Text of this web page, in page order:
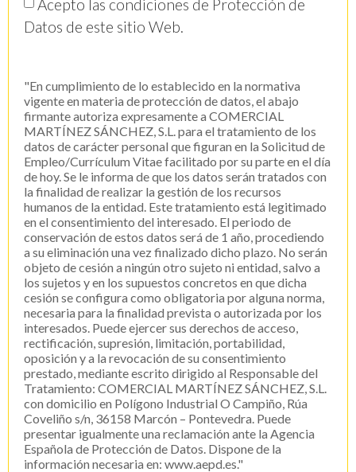
Acepto las condiciones de Protección de
Datos de este sitio Web.
"En cumplimiento de lo establecido en la normativa
vigente en materia de protección de datos, el abajo
firmante autoriza expresamente a COMERCIAL
MARTÍNEZ SÁNCHEZ, S.L. para el tratamiento de los
datos de carácter personal que figuran en la Solicitud de
Empleo/Currículum Vitae facilitado por su parte en el día
de hoy. Se le informa de que los datos serán tratados con
la finalidad de realizar la gestión de los recursos
humanos de la entidad. Este tratamiento está legitimado
en el consentimiento del interesado. El periodo de
conservación de estos datos será de 1 año, procediendo
a su eliminación una vez finalizado dicho plazo. No serán
objeto de cesión a ningún otro sujeto ni entidad, salvo a
los sujetos y en los supuestos concretos en que dicha
cesión se configura como obligatoria por alguna norma,
necesaria para la finalidad prevista o autorizada por los
interesados. Puede ejercer sus derechos de acceso,
rectificación, supresión, limitación, portabilidad,
oposición y a la revocación de su consentimiento
prestado, mediante escrito dirigido al Responsable del
Tratamiento: COMERCIAL MARTÍNEZ SÁNCHEZ, S.L.
con domicilio en Polígono Industrial O Campiño, Rúa
Coveliño s/n, 36158 Marcón – Pontevedra. Puede
presentar igualmente una reclamación ante la Agencia
Española de Protección de Datos. Dispone de la
información necesaria en: www.aepd.es."